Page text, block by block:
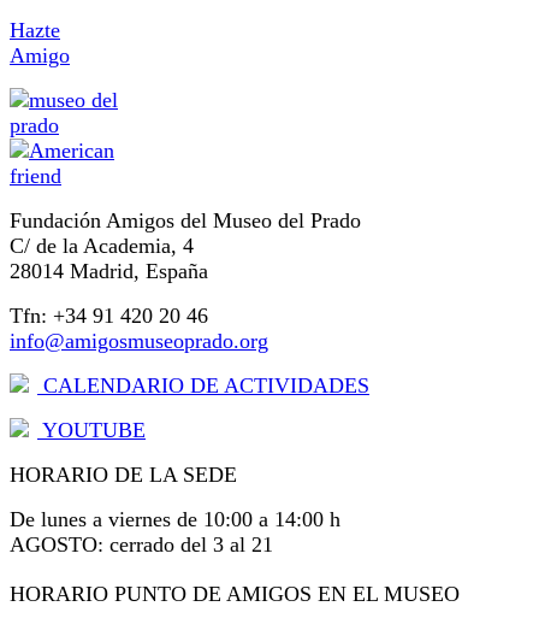
Hazte
Amigo
Fundación Amigos del Museo del Prado
C/ de la Academia, 4
28014 Madrid, España
Tfn: +34 91 420 20 46
info@amigosmuseoprado.org
CALENDARIO DE ACTIVIDADES
YOUTUBE
HORARIO DE LA SEDE
De lunes a viernes de 10:00 a 14:00 h
AGOSTO: cerrado del 3 al 21
HORARIO PUNTO DE AMIGOS EN EL MUSEO